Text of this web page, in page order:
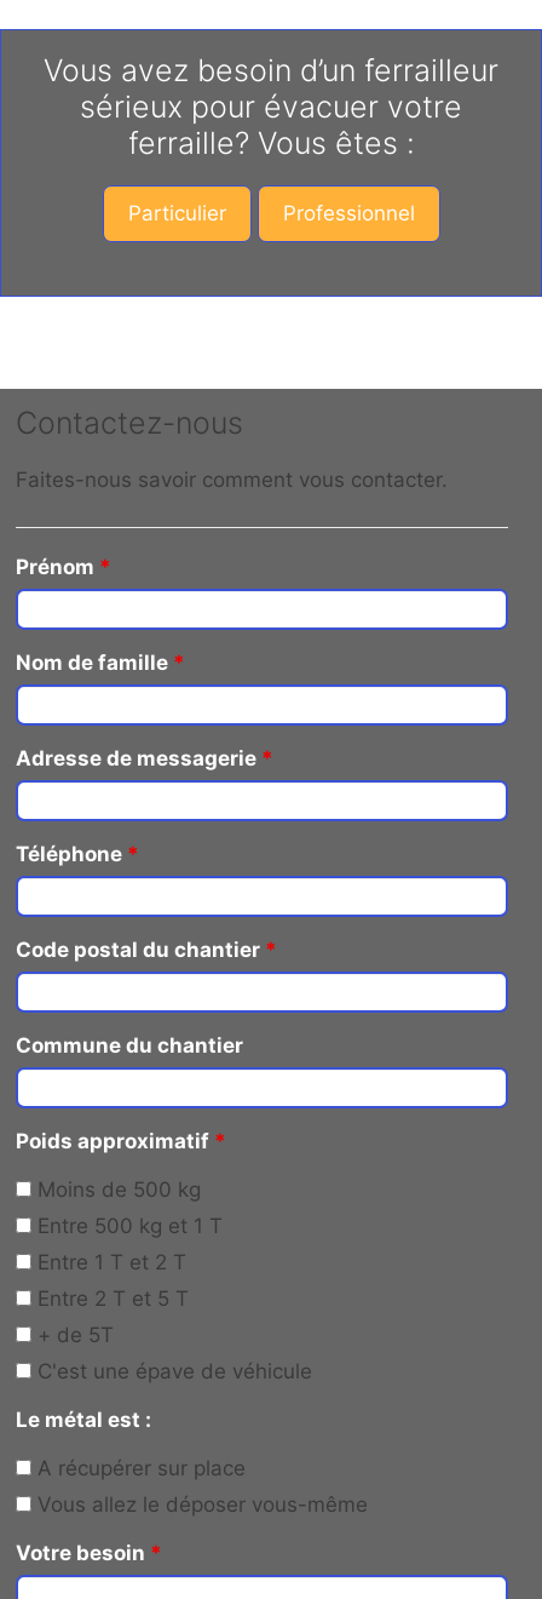
Vous avez besoin d’un ferrailleur
sérieux pour évacuer votre
ferraille? Vous êtes :
Particulier Professionnel
Contactez-nous
Faites-nous savoir comment vous contacter.
Prénom *
Nom de famille *
Adresse de messagerie *
Téléphone *
Code postal du chantier *
Commune du chantier
Poids approximatif *
Moins de 500 kg
Entre 500 kg et 1 T
Entre 1 T et 2 T
Entre 2 T et 5 T
+ de 5T
C'est une épave de véhicule
Le métal est :
A récupérer sur place
Vous allez le déposer vous-même
Votre besoin *